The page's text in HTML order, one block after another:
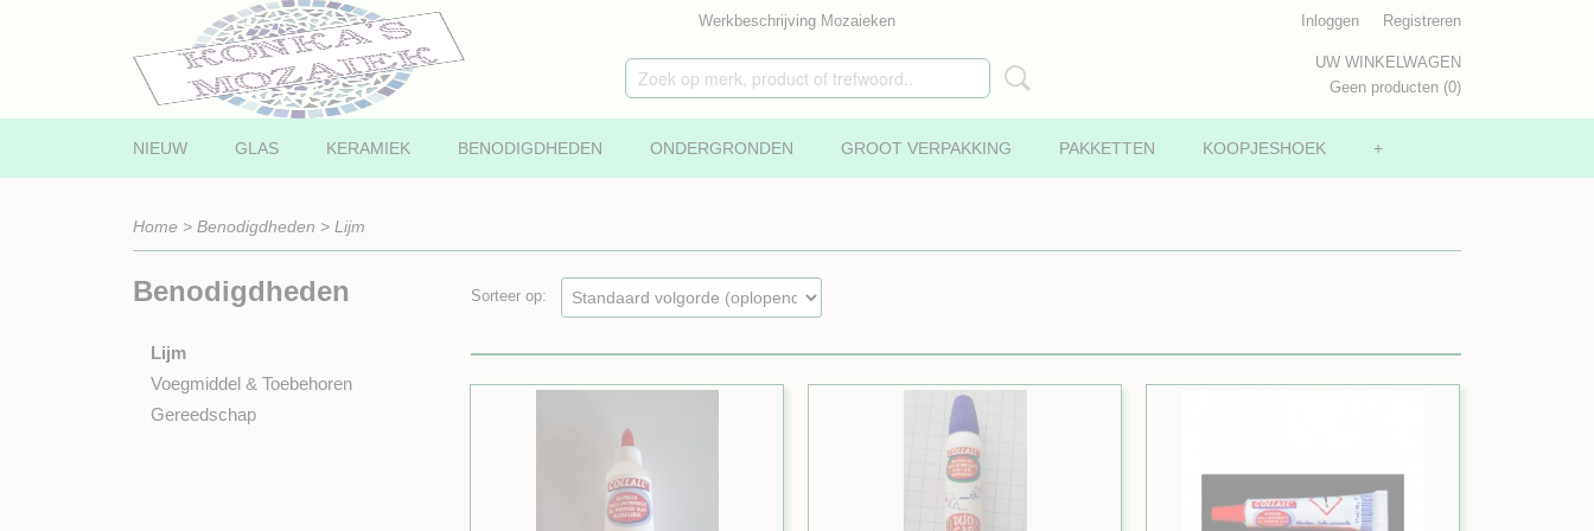
Werkbeschrijving Mozaieken Inloggen Registreren
UW WINKELWAGEN
Geen producten (0)
NIEUW GLAS KERAMIEK BENODIGDHEDEN ONDERGRONDEN GROOT VERPAKKING PAKKETTEN KOOPJESHOEK +
Home > Benodigdheden > Lijm
Benodigdheden
Lijm
Voegmiddel & Toebehoren
Gereedschap
Sorteer op: